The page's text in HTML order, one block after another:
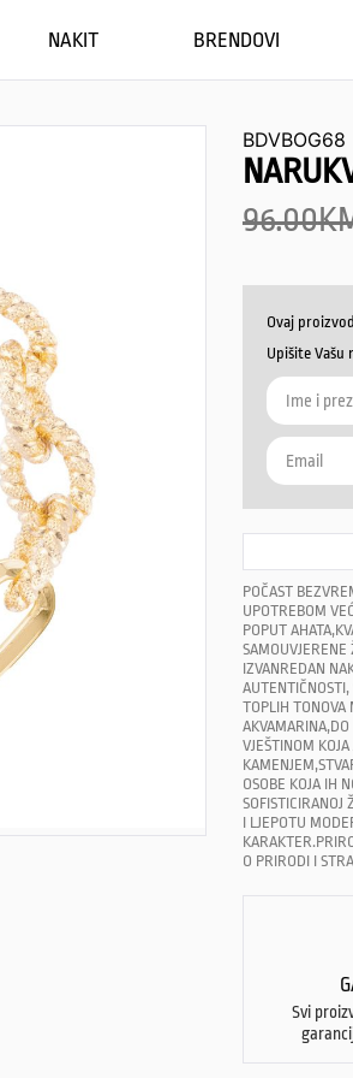
NAKIT BRENDOVI
BDVBOG68
96.00
Ovaj
Upišite Vašu
POČAST
UPOTREBOM
POPUT
SAMOUVJERENE
IZVANREDAN
AUTENTIČNOSTI,
TOPLIH TONOVA
VJEŠTINOM
OSOBE KOJA IH
SOFISTICIRANOJ
I LJEPOTU
O PRIRODI I
Svi